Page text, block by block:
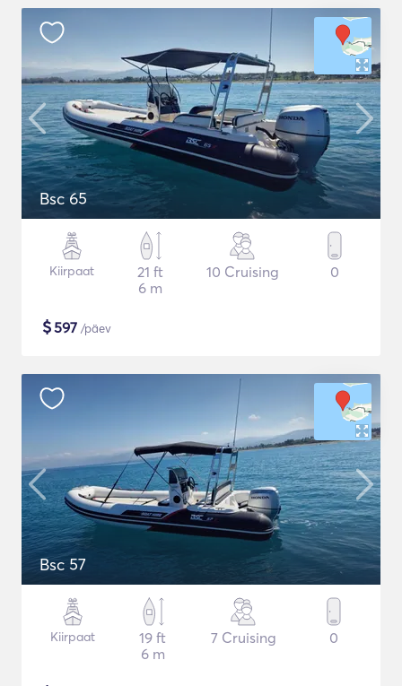
Bsc 65
Kiirpaat
21 ft
6 m
10 Cruising 0
$597 /päev
Bsc 57
Kiirpaat
19 ft
6 m
7 Cruising 0